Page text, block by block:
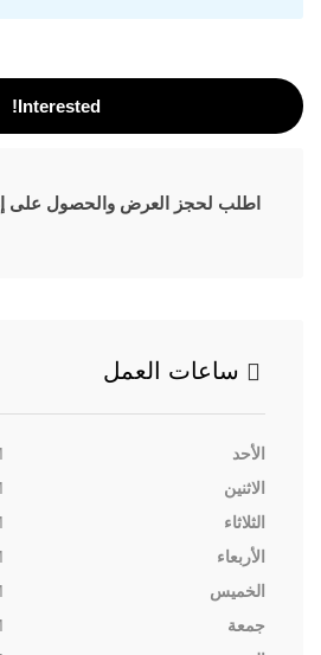
Interested!
اطلب لحجز العرض والحصول على
ساعات العمل
الأحد
الاثنين
الثلاثاء
الأربعاء
الخميس
جمعة